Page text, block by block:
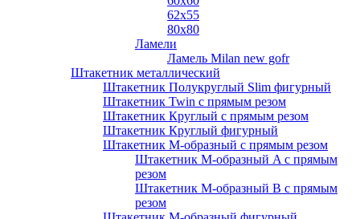
62х55
80х80
Ламели
Ламель Milan new gofr
Штакетник металлический
Штакетник Полукруглый Slim фигурный
Штакетник Twin с прямым резом
Штакетник Круглый с прямым резом
Штакетник Круглый фигурный
Штакетник М-образный с прямым резом
Штакетник М-образный A с прямым
резом
Штакетник М-образный B с прямым
резом